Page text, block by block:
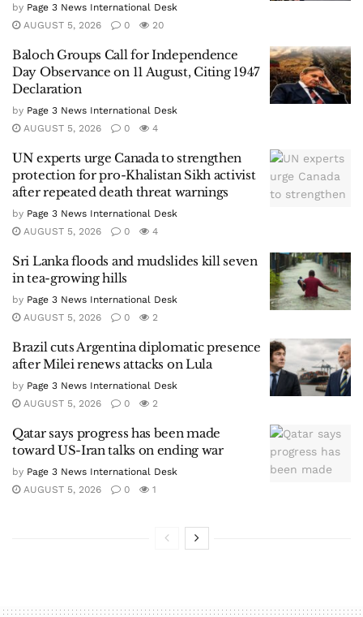
by Page 3 News International Desk
AUGUST 5, 2026
0 20
Baloch Groups Call for Independence
Day Observance on 11 August, Citing 1947
Declaration
by Page 3 News International Desk
AUGUST 5, 2026
0 4
UN experts urge Canada to strengthen
protection for pro-Khalistan Sikh activist
after repeated death threat warnings
by Page 3 News International Desk
AUGUST 5, 2026
0 4
Sri Lanka floods and mudslides kill seven
in tea-growing hills
by Page 3 News International Desk
AUGUST 5, 2026
0 2
Brazil cuts Argentina diplomatic presence
after Milei renews attacks on Lula
by Page 3 News International Desk
AUGUST 5, 2026
0 2
Qatar says progress has been made
toward US-Iran talks on ending war
by Page 3 News International Desk
AUGUST 5, 2026
0 1